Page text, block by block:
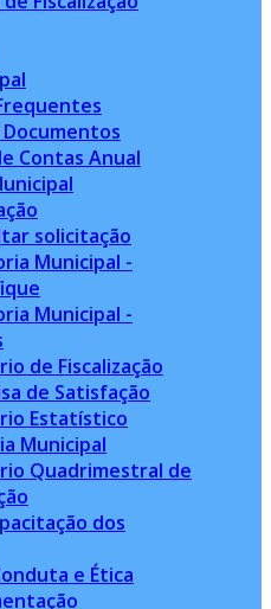
Contas Anual
solicitação
Municipal -
Municipal -
de Fiscalização
de Satisfação
Estatístico
Municipal
Quadrimestral de
dos
e Ética